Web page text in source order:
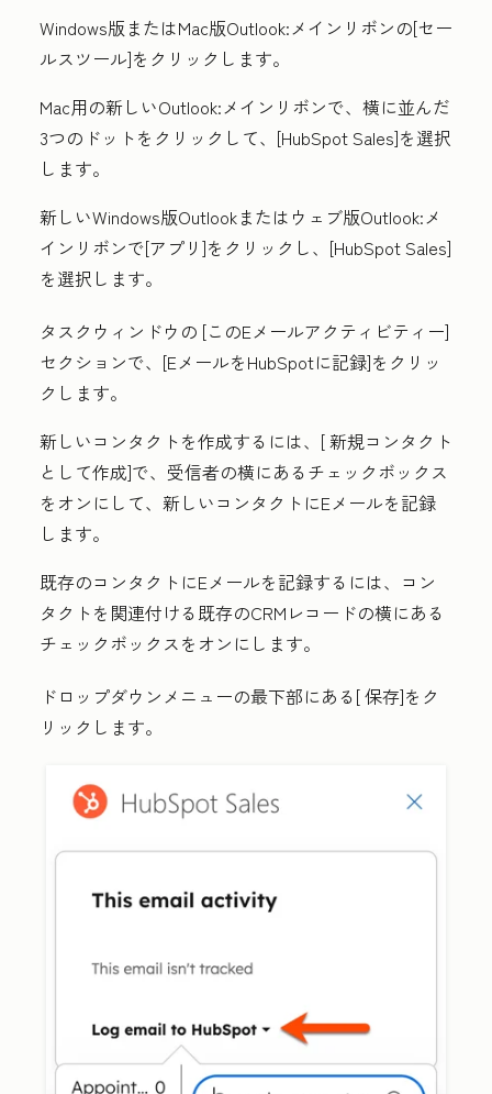
Windows版またはMac版Outlook:メインリボンの[セー
ルスツール]をクリックします。
Mac用の新しいOutlook:メインリボンで、 横に並んだ
3つのドットをクリックして、[HubSpot Sales]を選択
します。
新しいWindows版Outlookまたはウェブ版Outlook:メ
インリボンで[アプリ ]をクリックし、[HubSpot Sales]
を選択します。
タスクウィンドウの [このEメールアクティビティ ー]
セクションで、[EメールをHubSpotに記録]をクリッ
クします。
新しいコンタクトを作成するには、[新規コンタクト
として作成]で、受信者の横にあるチェックボックス
をオンにして、 新しいコンタクトにEメールを記録
します。
既存のコンタクトにEメールを記録するには、 コン
タクトを関連付ける既存のCRMレコードの横にある
チェックボックスをオンにします。
ドロップダウンメニューの最下部にある[保存]をク
リックします。